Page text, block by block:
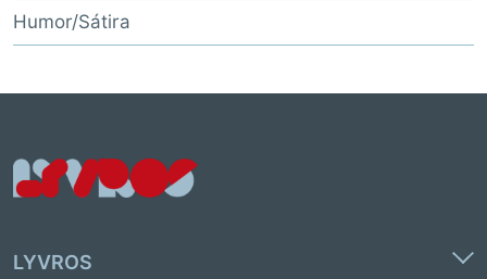
Humor/Sátira
LYVROS